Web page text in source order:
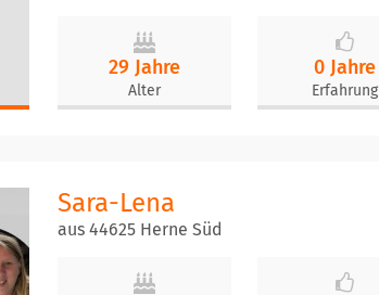
29 Jahre
Alter
0 Jahre
Erfahrung
Sara-Lena
aus 44625 Herne Süd